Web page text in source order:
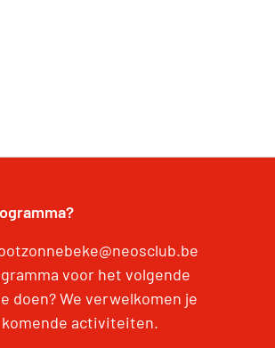
voor het volgende
doen? We verwelkomen je
komende activiteiten.